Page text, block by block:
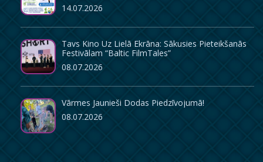
14.07.2026
Tavs Kino Uz Lielā Ekrāna: Sākusies Pieteikšanās
Festivālam “Baltic FilmTales”
08.07.2026
Vārmes Jaunieši Dodas Piedzīvojumā!
08.07.2026